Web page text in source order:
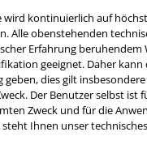
kontinuierlich auf
Alle obenstehenden
Erfahrung
geeignet. Daher kann
dies gilt
Der Benutzer selbst
Zweck und für die
Ihnen unser